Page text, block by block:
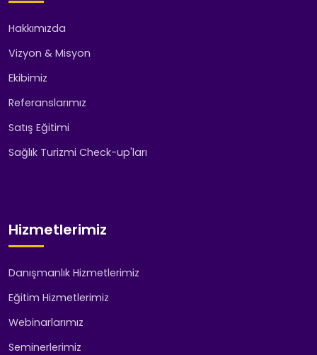
Hakkımızda
Vizyon & Misyon
Ekibimiz
Referanslarımız
Satış Eğitimi
Sağlık Turizmi Check-up'ları
Hizmetlerimiz
Danışmanlık Hizmetlerimiz
Eğitim Hizmetlerimiz
Webinarlarımız
Seminerlerimiz